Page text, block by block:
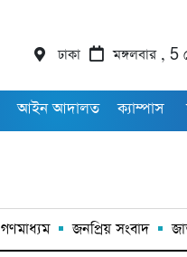
ঢাকা মঙ্গলবার ,
আইন আদালত ক্যাম্পাস
গণমাধ্যম জনপ্রিয় সংবাদ